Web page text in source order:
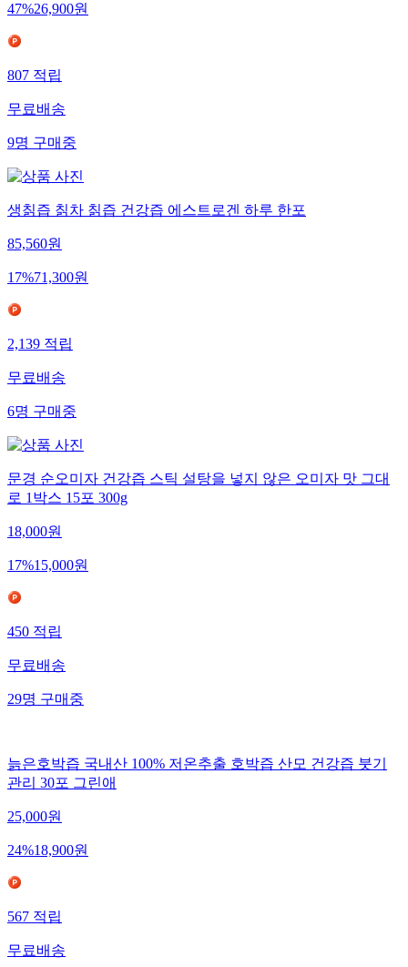
47%26,900원
807적립
무료배송
9명구매중
생칡즙 칡차 칡즙 건강즙 에스트로겐 하루 한포
85,560원
17%71,300원
2,139적립
무료배송
6명구매중
문경 순오미자 건강즙 스틱 설탕을 넣지 않은 오미자 맛 그대
로 1박스 15포 300g
18,000원
17%15,000원
450적립
무료배송
29명구매중
늙은호박즙 국내산 100% 저온추출 호박즙 산모 건강즙 붓기
관리 30포 그린애
25,000원
24%18,900원
567적립
무료배송